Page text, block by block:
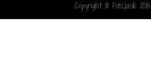
Copyright © FotoJasik 2015